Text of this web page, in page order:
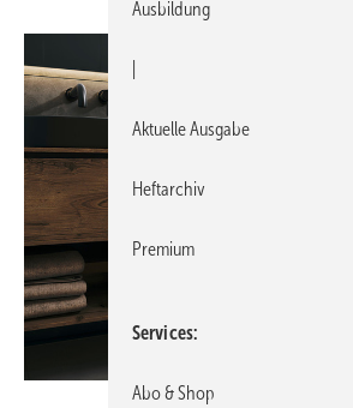
Ausbildung
Aktuelle Ausgabe
Heftarchiv
Premium
Services
Abo & Shop